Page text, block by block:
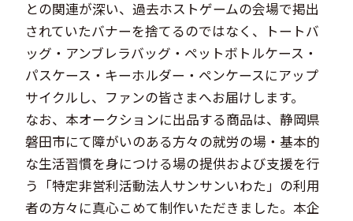
との関連が深い、過去ホストゲームの会場で掲出
されていたバナーを捨てるのではなく、トートバ
ッグ・アンブレラバッグ・ペットボトルケース・
パスケース・キーホルダー・ペンケースにアップ
サイクルし、ファンの皆さまへお届けします。
なお、本オークションに出品する商品は、静岡県
磐田市にて障がいのある方々の就労の場・基本的
な生活習慣を身につける場の提供および支援を行
う「特定非営利活動法人サンサンいわた」の利用
者の方々に真心こめて制作いただきました。本企